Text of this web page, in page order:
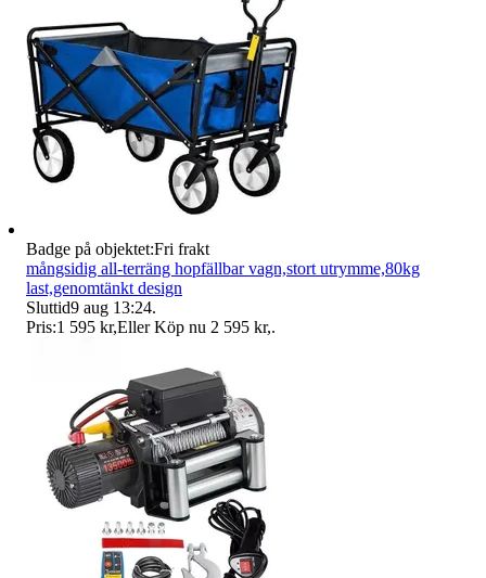
Badge på objektet:Fri frakt
mångsidig all-terräng hopfällbar vagn,stort utrymme,80kg
last,genomtänkt design
Sluttid9 aug 13:24.
Pris:1 595 kr,Eller Köp nu 2 595 kr,.